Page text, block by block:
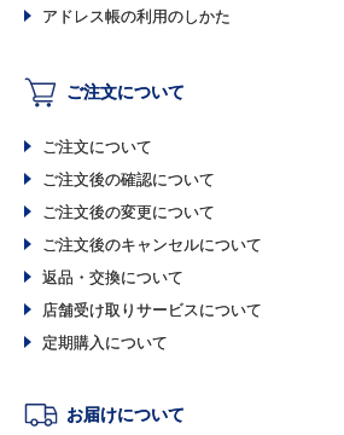
アドレス帳の利用のしかた
ご注文について
ご注文について
ご注文後の確認について
ご注文後の変更について
ご注文後のキャンセルについて
返品・交換について
店舗受け取りサービスについて
定期購入について
お届けについて